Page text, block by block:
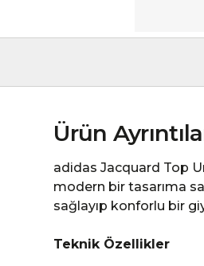
Ürün
adidas Jacquard Top
modern bir tasarıma
sağlayıp konforlu bir
Teknik Özellikler